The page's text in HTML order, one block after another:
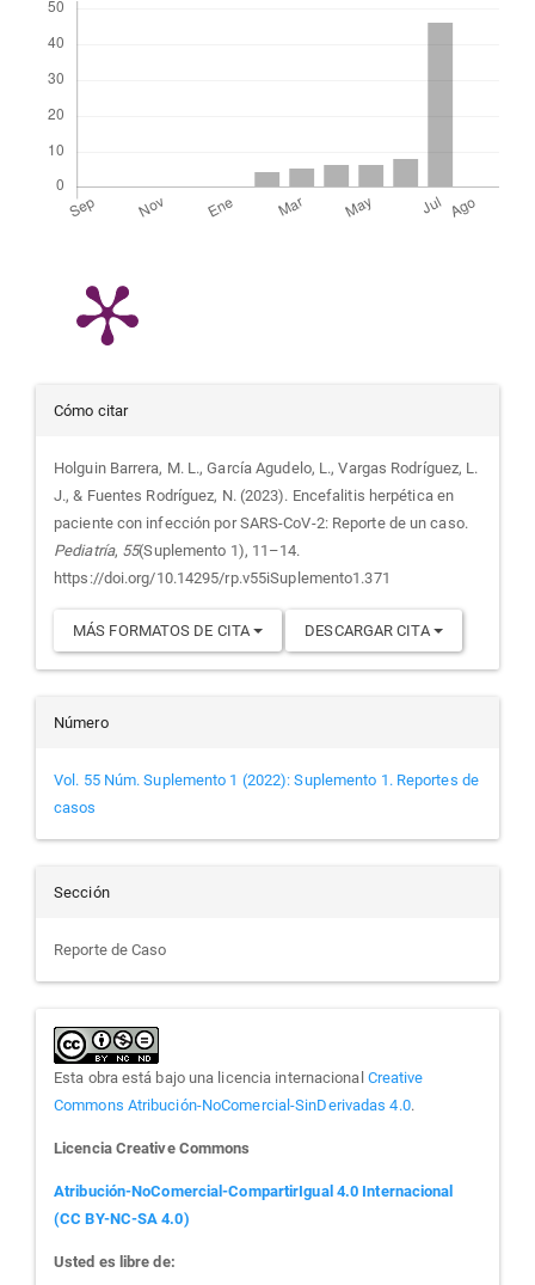
Detalles
del
artículo
Cómo citar
Holguin Barrera, M. L., García Agudelo, L., Vargas Rodríguez, L.
J., & Fuentes Rodríguez, N. (2023). Encefalitis herpética en
paciente con infección por SARS-CoV-2: Reporte de un caso.
Pediatría, 55(Suplemento 1), 11–14.
https://doi.org/10.14295/rp.v55iSuplemento1.371
MÁS FORMATOS DE CITA DESCARGAR CITA
Número
Vol. 55 Núm. Suplemento 1 (2022): Suplemento 1. Reportes de
casos
Sección
Reporte de Caso
Esta obra está bajo una licencia internacional Creative
Commons Atribución-NoComercial-SinDerivadas 4.0.
Licencia Creative Commons
Atribución-NoComercial-CompartirIgual 4.0 Internacional
(CC BY-NC-SA 4.0)
Usted es libre de: